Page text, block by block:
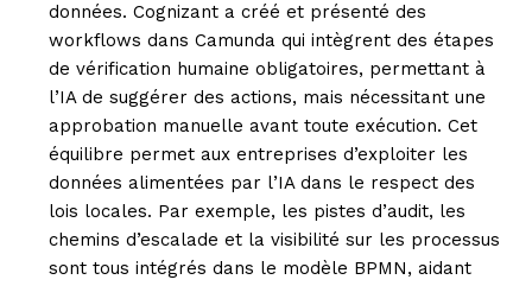
données. Cognizant a créé et présenté des
workflows dans Camunda qui intègrent des étapes
de vérification humaine obligatoires, permettant à
l’IA de suggérer des actions, mais nécessitant une
approbation manuelle avant toute exécution. Cet
équilibre permet aux entreprises d’exploiter les
données alimentées par l’IA dans le respect des
lois locales. Par exemple, les pistes d’audit, les
chemins d’escalade et la visibilité sur les processus
sont tous intégrés dans le modèle BPMN, aidant